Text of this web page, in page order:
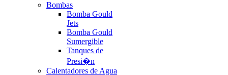
Bombas
Bomba Gould
Jets
Bomba Gould
Sumergible
Tanques de
Presi�n
Calentadores de Agua